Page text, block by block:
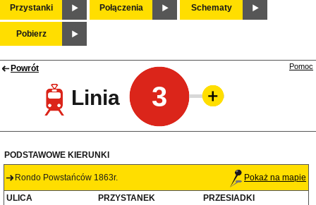
Przystanki Połączenia Schematy
Pobierz
Powrót
Linia 3
Pomoc
PODSTAWOWE KIERUNKI
Rondo Powstańców 1863r. Pokaż na mapie
ULICA PRZYSTANEK
PRZESIADKI